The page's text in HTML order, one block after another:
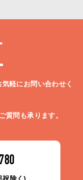
軽にお問い合わせく
質問も承ります。
祝除く)